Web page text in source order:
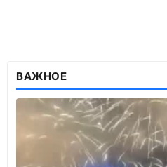
ВАЖНОЕ